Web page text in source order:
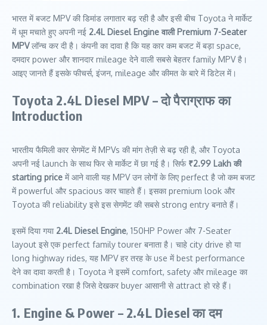
भारत में बजट MPV की डिमांड लगातार बढ़ रही है और इसी बीच Toyota ने मार्केट
में धूम मचाते हुए अपनी नई 2.4L Diesel Engine वाली Premium 7-Seater
MPVलॉन्च कर दी है। कंपनी का दावा है कि यह कार कम बजट में बड़ा space,
दमदार power और शानदार mileage देने वाली सबसे बेहतर family MPV है।
आइए जानते हैं इसके फीचर्स, इंजन, mileage और कीमत के बारे में डिटेल में।
Toyota 2.4L Diesel MPV – दो पैराग्राफ का
Introduction
भारतीय फैमिली कार सेगमेंट में MPVs की मांग तेज़ी से बढ़ रही है, और Toyota
अपनी नई launch के साथ फिर से मार्केट में छा गई है। सिर्फ ₹2.99 Lakh की
starting price में आने वाली यह MPV उन लोगों के लिए perfect है जो कम बजट
में powerful और spacious कार चाहते हैं। इसका premium look और
Toyota की reliability इसे इस सेगमेंट की सबसे strong entry बनाते हैं।
इसमें दिया गया 2.4L Diesel Engine, 150HP Power और 7-Seater
layout इसे एक perfect family tourer बनाता है। चाहे city drive हो या
long highway rides, यह MPV हर तरह के use में best performance
देने का दावा करती है। Toyota ने इसमें comfort, safety और mileage का
combination रखा है जिसे देखकर buyer आसानी से attract हो रहे हैं।
1. Engine & Power – 2.4L Diesel का दम